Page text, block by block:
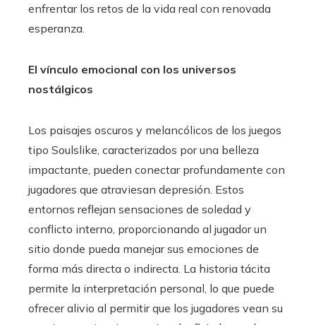
enfrentar los retos de la vida real con renovada
esperanza.
El vínculo emocional con los universos
nostálgicos
Los paisajes oscuros y melancólicos de los juegos
tipo Soulslike, caracterizados por una belleza
impactante, pueden conectar profundamente con
jugadores que atraviesan depresión. Estos
entornos reflejan sensaciones de soledad y
conflicto interno, proporcionando al jugador un
sitio donde pueda manejar sus emociones de
forma más directa o indirecta. La historia tácita
permite la interpretación personal, lo que puede
ofrecer alivio al permitir que los jugadores vean su